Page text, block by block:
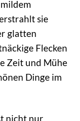
sie
glatten
Flecken
Zeit und Mühe
Dinge im
nicht nur